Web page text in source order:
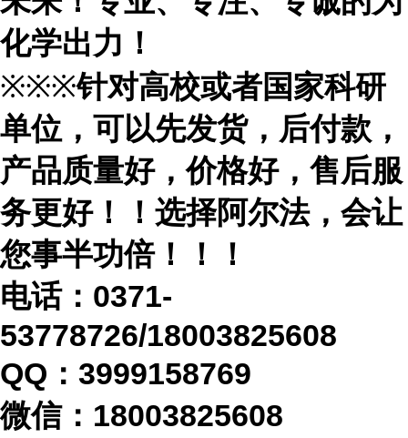
化学出力！
※※※针对高校或者国家科研
单位，可以先发货，后付款，
产品质量好，价格好，售后服
务更好！！选择阿尔法，会让
您事半功倍！！！
电话： 0371-
53778726/18003825608
QQ：3999158769
微信： 18003825608